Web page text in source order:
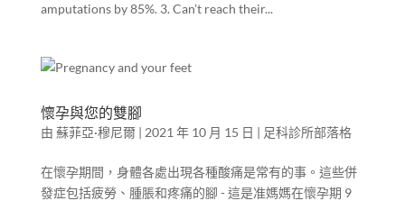
amputations by 85%. 3. Can’t reach their...
懷孕與您的雙腳
由 蘇菲亞·穆尼爾| 2021 年 10 月 15 日 | 足科診所部落格
在懷孕期間，身體各處出現各種酸痛是常有的事。這些併
發症包括疲勞、腫脹和疼痛的腳 - 這是准媽媽在懷孕期 9